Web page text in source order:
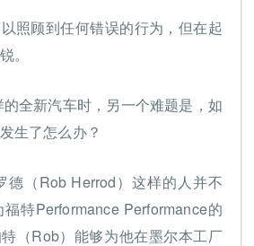
照顾到任何错误的行为，但在起
。
全新汽车时，另一个难题是，如
生了怎么办？
德（Rob Herrod）这样的人并不
特Performance Performance的
（Rob）能够为他在墨尔本工厂